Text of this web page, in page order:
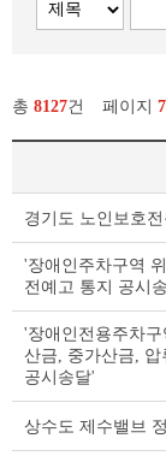
총 8127건 페이지
소
식
리
트
테
이
블
경기도 노인보호
'장애인주차구역
전예고 통지 공시
'장애인전용주차
산금, 중가산금,
공시송달'
상수도 제수밸브